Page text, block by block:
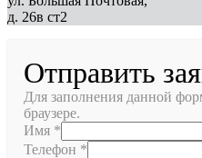
д. 26в ст2
Отправить
Для заполнения данной
браузере.
Имя *
Телефон *